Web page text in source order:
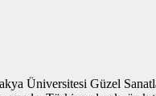
Üniversitesi Güzel